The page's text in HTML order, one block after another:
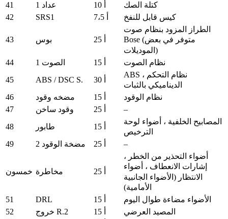
41
عداد 1
كتلة الصك
42
SRS1 كيس قابل للنفخ
43 بوس
الطراز المزود بنظام صوت
Bose (متوفر في بعض
الموديلات)
44
الصوت 1
نظام الصوت
45
ABS / DSC S.
ABS ، نظام التحكم
الديناميكي بالثبات
46
مضخه وقود
نظام الوقود
47
وقود ساخن
–
48
طابور
المصابيح الخلفية ، أضواء لوحة
الترخيص
49
مضخة الوقود 2 –
خمسون مخاطرة
أضواء التحذير من الخطر ،
إشارات الانعطاف ، أضواء
الانتظار (الأضواء الجانبية
الأمامية)
51
DRL
الأضواء مضاءة طوال اليوم
52
خروج R.2
المصيد العرضي